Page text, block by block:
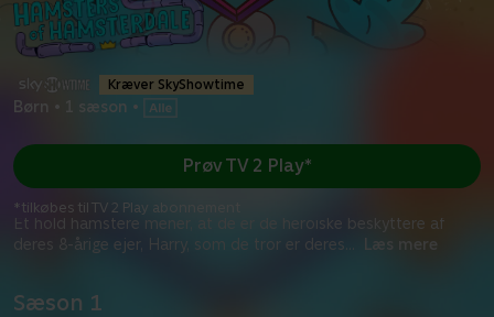
Kræver SkyShowtime
Børn 1 sæson •
Et hold hamstere mener, at de er de heroiske beskyttere af
deres 8-årige ejer, Harry, som de tror er deres
Læs mere
Prøv TV 2 Play*
*tilkøbes til TV 2 Play abonnement
Sæson 1